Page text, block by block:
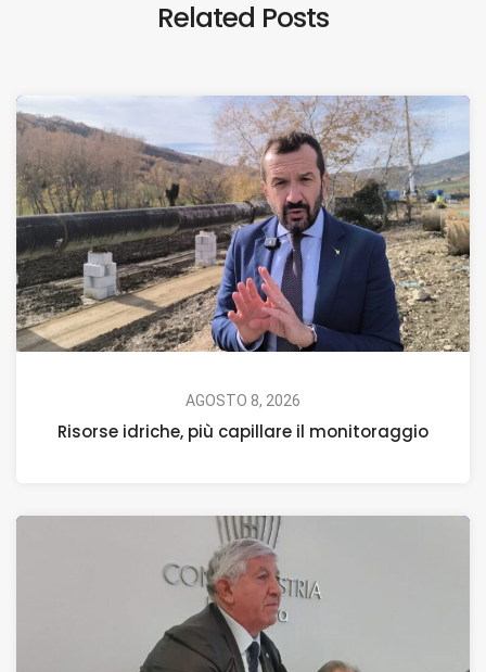
Related Posts
AGOSTO 8, 2026
Risorse idriche, più capillare il monitoraggio